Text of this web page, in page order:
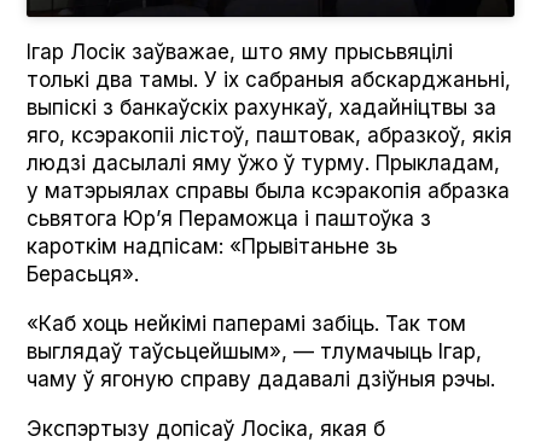
Ігар Лосік заўважае, што яму прысьвяцілі
толькі два тамы. У іх сабраныя абскарджаньні,
выпіскі з банкаўскіх рахункаў, хадайніцтвы за
яго, ксэракопіі лістоў, паштовак, абразкоў, якія
людзі дасылалі яму ўжо ў турму. Прыкладам,
у матэрыялах справы была ксэракопія абразка
сьвятога Юр’я Пераможца і паштоўка з
кароткім надпісам: «Прывітаньне зь
Берасьця».
«Каб хоць нейкімі паперамі забіць. Так том
выглядаў таўсьцейшым», — тлумачыць Ігар,
чаму ў ягоную справу дадавалі дзіўныя рэчы.
Экспэртызу допісаў Лосіка, якая б